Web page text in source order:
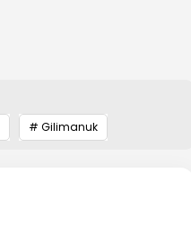
# Gilimanuk